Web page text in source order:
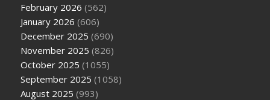
February 2026 (562)
January 2026 (606)
December 2025 (690)
November 2025 (826)
October 2025 (1055)
September 2025 (1058)
August 2025 (993)